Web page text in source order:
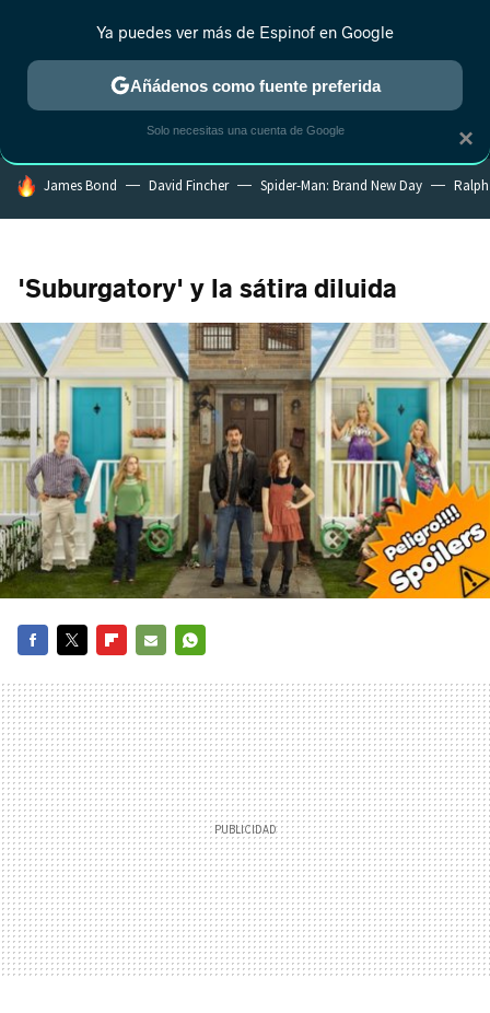
MENÚ NUEVO
ESTRENOS REALITY ANIME RANKINGS CINE
HOY SE HABLA DE
James Bond David Fincher Spider-Man: Brand New Day
'Suburgatory' y la sátira diluida
MAIL
×
Ya puedes ver más de Espinof en Google
Añádenos como fuente preferida
Solo necesitas una cuenta de Google